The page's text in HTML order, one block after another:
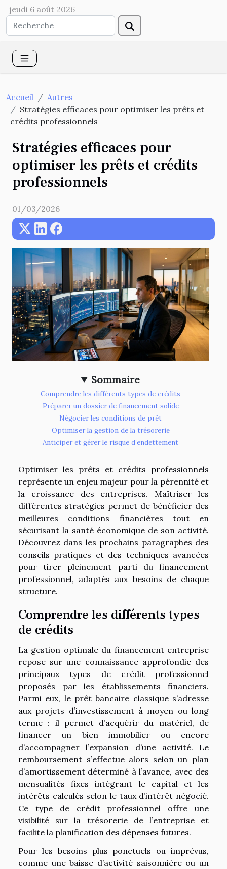
jeudi 6 août 2026
Accueil
Autres
Stratégies efficaces pour optimiser les prêts et
crédits professionnels
Stratégies efficaces pour
optimiser les prêts et crédits
professionnels
01/03/2026
Sommaire
Comprendre les différents types de crédits
Préparer un dossier de financement solide
Négocier les conditions de prêt
Optimiser la gestion de la trésorerie
Anticiper et gérer le risque d’endettement
Optimiser les prêts et crédits professionnels
représente un enjeu majeur pour la pérennité et
la croissance des entreprises. Maîtriser les
différentes stratégies permet de bénéficier des
meilleures conditions financières tout en
sécurisant la santé économique de son activité.
Découvrez dans les prochains paragraphes des
conseils pratiques et des techniques avancées
pour tirer pleinement parti du financement
professionnel, adaptés aux besoins de chaque
structure.
Comprendre les différents types
de crédits
La gestion optimale du financement entreprise
repose sur une connaissance approfondie des
principaux types de crédit professionnel
proposés par les établissements financiers.
Parmi eux, le prêt bancaire classique s’adresse
aux projets d’investissement à moyen ou long
terme : il permet d’acquérir du matériel, de
financer un bien immobilier ou encore
d’accompagner l’expansion d’une activité. Le
remboursement s’effectue alors selon un plan
d’amortissement déterminé à l’avance, avec des
mensualités fixes intégrant le capital et les
intérêts calculés selon le taux d’intérêt négocié.
Ce type de crédit professionnel offre une
visibilité sur la trésorerie de l’entreprise et
facilite la planification des dépenses futures.
Pour les besoins plus ponctuels ou imprévus,
comme une baisse d’activité saisonnière ou un